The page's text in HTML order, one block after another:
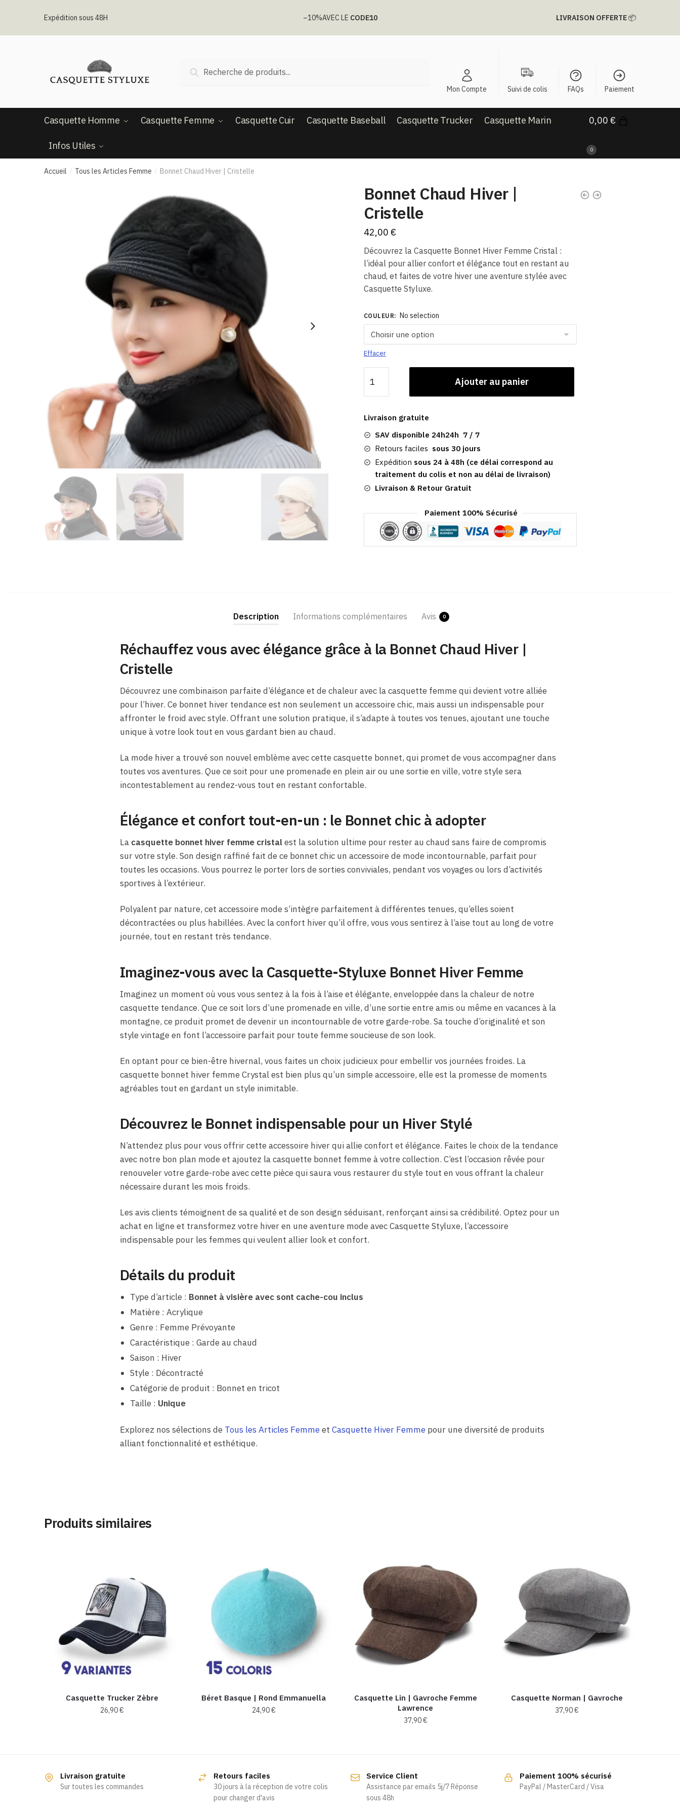
Expédition sous 48H –10%AVEC LE CODE10 LIVRAISON OFFERTE📦
pour :
Recherche
Mon Compte Suivi de colis FAQs Paiement
Casquette Homme Casquette Femme Casquette Cuir Casquette Baseball Casquette Trucker Casquette Marin
Infos Utiles
0,00 €
0
Accueil / Tous les Articles Femme / Bonnet Chaud Hiver | Cristelle
Bonnet Chaud Hiver |
Cristelle
42,00 €
Découvrez la Casquette Bonnet Hiver Femme Cristal :
l’idéal pour allier confort et élégance tout en restant au
chaud, et faites de votre hiver une aventure stylée avec
Casquette Styluxe.
COULEUR: No selection
Effacer
de
Bonnet
Hiver
|
Cristelle
Ajouter au panier
Livraison gratuite
SAV disponible 24h24h 7 / 7
Retours faciles sous 30 jours
Expédition sous 24 à 48h (ce délai correspond au
traitement du colis et non au délai de livraison)
Livraison & Retour Gratuit
Paiement 100% Sécurisé
Description Informations complémentaires Avis 0
Réchauffez vous avec élégance grâce à la Bonnet Chaud Hiver |
Cristelle
Découvrez une combinaison parfaite d’élégance et de chaleur avec la casquette femme qui devient votre alliée
pour l’hiver. Ce bonnet hiver tendance est non seulement un accessoire chic, mais aussi un indispensable pour
affronter le froid avec style. Offrant une solution pratique, il s’adapte à toutes vos tenues, ajoutant une touche
unique à votre look tout en vous gardant bien au chaud.
La mode hiver a trouvé son nouvel emblème avec cette casquette bonnet, qui promet de vous accompagner dans
toutes vos aventures. Que ce soit pour une promenade en plein air ou une sortie en ville, votre style sera
incontestablement au rendez-vous tout en restant confortable.
Élégance et confort tout-en-un : le Bonnet chic à adopter
La casquette bonnet hiver femme cristalest la solution ultime pour rester au chaud sans faire de compromis
sur votre style. Son design raffiné fait de ce bonnet chic un accessoire de mode incontournable, parfait pour
toutes les occasions. Vous pourrez le porter lors de sorties conviviales, pendant vos voyages ou lors d’activités
sportives à l’extérieur.
Polyalent par nature, cet accessoire mode s’intègre parfaitement à différentes tenues, qu’elles soient
décontractées ou plus habillées. Avec la confort hiver qu’il offre, vous vous sentirez à l’aise tout au long de votre
journée, tout en restant très tendance.
Imaginez-vous avec la Casquette-Styluxe Bonnet Hiver Femme
Imaginez un moment où vous vous sentez à la fois à l’aise et élégante, enveloppée dans la chaleur de notre
casquette tendance. Que ce soit lors d’une promenade en ville, d’une sortie entre amis ou même en vacances à la
montagne, ce produit promet de devenir un incontournable de votre garde-robe. Sa touche d’originalité et son
style vintage en font l’accessoire parfait pour toute femme soucieuse de son look.
En optant pour ce bien-être hivernal, vous faites un choix judicieux pour embellir vos journées froides. La
casquette bonnet hiver femme Crystal est bien plus qu’un simple accessoire, elle est la promesse de moments
agréables tout en gardant un style inimitable.
Découvrez le Bonnet indispensable pour un Hiver Stylé
N’attendez plus pour vous offrir cette accessoire hiver qui allie confort et élégance. Faites le choix de la tendance
avec notre bon plan mode et ajoutez la casquette bonnet femme à votre collection. C’est l’occasion rêvée pour
renouveler votre garde-robe avec cette pièce qui saura vous restaurer du style tout en vous offrant la chaleur
nécessaire durant les mois froids.
Les avis clients témoignent de sa qualité et de son design séduisant, renforçant ainsi sa crédibilité. Optez pour un
achat en ligne et transformez votre hiver en une aventure mode avec Casquette Styluxe, l’accessoire
indispensable pour les femmes qui veulent allier look et confort.
Détails du produit
Type d’article : Bonnet à visière avec sont cache-cou inclus
Matière : Acrylique
Genre : Femme Prévoyante
Caractéristique : Garde au chaud
Saison : Hiver
Style : Décontracté
Catégorie de produit : Bonnet en tricot
Taille : Unique
Explorez nos sélections de Tous les Articles Femmeet Casquette Hiver Femmepour une diversité de produits
alliant fonctionnalité et esthétique.
Produits similaires
Casquette Trucker Zèbre
26,90€
variations.
Béret Basque | Rond Emmanuella
24,90€
variations.
Les
Casquette Lin | Gavroche Femme
Lawrence
37,90€
Casquette Norman | Gavroche
37,90€
Livraison gratuite
Sur toutes les commandes
Retours faciles
30 jours à la réception de votre colis
pour changer d'avis
Service Client
Assistance par emails 5j/7 Réponse
sous 48h
Paiement 100% sécurisé
PayPal / MasterCard / Visa